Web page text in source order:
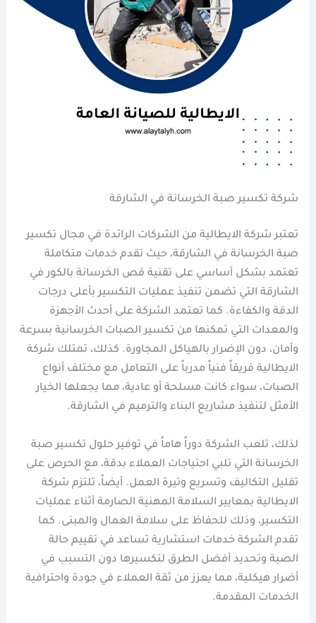
شركة تكسير صبة الخرسانة في الشارقة
تعتبر شركة الايطالية من الشركات الرائدة في مجال تكسير
صبة الخرسانة في الشارقة، حيث تقدم خدمات متكاملة
تعتمد بشكل أساسي على تقنية قص الخرسانة بالكور في
الشارقة التي تضمن تنفيذ عمليات التكسير بأعلى درجات
الدقة والكفاءة. كما تعتمد الشركة على أحدث الأجهزة
والمعدات التي تمكنها من تكسير الصبات الخرسانية بسرعة
وأمان، دون الإضرار بالهياكل المجاورة. كذلك، تمتلك شركة
الايطالية فريقاً فنياً مدرباً على التعامل مع مختلف أنواع
الصبات، سواء كانت مسلحة أو عادية، مما يجعلها الخيار
الأمثل لتنفيذ مشاريع البناء والترميم في الشارقة.
لذلك، تلعب الشركة دوراً هاماً في توفير حلول تكسير صبة
الخرسانة التي تلبي احتياجات العملاء بدقة، مع الحرص على
تقليل التكاليف وتسريع وتيرة العمل. أيضاً، تلتزم شركة
الايطالية بمعايير السلامة المهنية الصارمة أثناء عمليات
التكسير، وذلك للحفاظ على سلامة العمال والمبنى. كما
تقدم الشركة خدمات استشارية تساعد في تقييم حالة
الصبة وتحديد أفضل الطرق لتكسيرها دون التسبب في
أضرار هيكلية، مما يعزز من ثقة العملاء في جودة واحترافية
الخدمات المقدمة.